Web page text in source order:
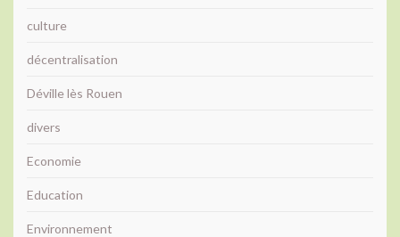
culture
décentralisation
Déville lès Rouen
divers
Economie
Education
Environnement